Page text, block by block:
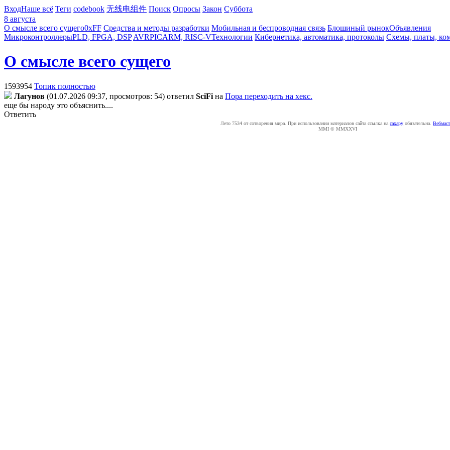
ВходНаше всё Теги codebook 无线电组件 Поиск Опросы Закон Суббота
8 августа
О смысле всего сущего0xFF Средства и методы разработки Мобильная и беспроводная связь Блошиный рынокОбъявления
МикроконтроллерыPLD, FPGA, DSP AVRPICARM, RISC-VТехнологии Кибернетика, автоматика, протоколы Схемы, платы,
О смысле всего сущего
1593954 Топик полностью
Лaгyнoв (01.07.2026 09:37, просмотров: 54) ответил SciFi на Пора переходить на хекс.
еще бы народу это объяснить....
Ответить
Лето 7534 от сотворения мира. При использовании материалов сайта ссылка на caxapу обязательна.
MMI © MMXXVI